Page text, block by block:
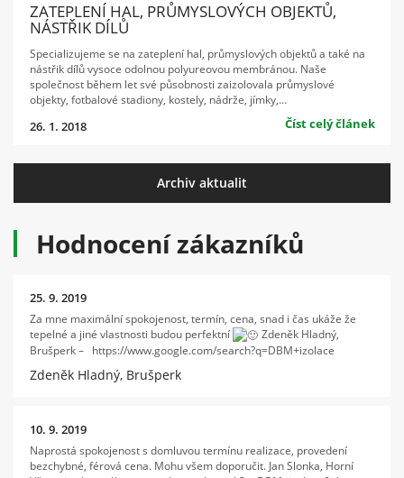
ZATEPLENÍ HAL, PRŮMYSLOVÝCH OBJEKTŮ,
NÁSTŘIK DÍLŮ
Specializujeme se na zateplení hal, průmyslových objektů a také na
nástřik dílů vysoce odolnou polyureovou membránou. Naše
společnost během let své působnosti zaizolovala průmyslové
objekty, fotbalové stadiony, kostely, nádrže, jímky,…
26. 1. 2018 Číst celý článek
Archiv aktualit
Hodnocení zákazníků
25. 9. 2019
Za mne maximální spokojenost, termín, cena, snad i čas ukáže že
tepelné a jiné vlastnosti budou perfektní
Zdeněk Hladný,
Brušperk – https://www.google.com/search?q=DBM+izolace
Zdeněk Hladný, Brušperk
10. 9. 2019
Naprostá spokojenost s domluvou termínu realizace, provedení
bezchybné, férová cena. Mohu všem doporučit. Jan Slonka, Horní